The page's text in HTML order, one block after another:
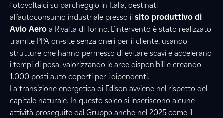
fotovoltaici su parcheggio in Italia, destinati
all’autoconsumo industriale presso il sito produttivo di
Avio Aero a Rivalta di Torino. L’intervento è stato realizzato
tramite PPA on-site senza oneri per il cliente, usando
strutture che hanno permesso di evitare scavi e accelerano
i tempi di posa, valorizzando le aree disponibili e creando
1.000 posti auto coperti per i dipendenti.
La transizione energetica di Edison avviene nel rispetto del
capitale naturale. In questo solco si inseriscono alcune
attività proseguite dal Gruppo anche nel 2025 come il